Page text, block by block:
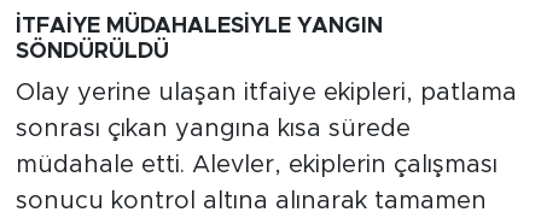
İTFAİYE MÜDAHALESİYLE YANGIN
SÖNDÜRÜLDÜ
Olay yerine ulaşan itfaiye ekipleri, patlama
sonrası çıkan yangına kısa sürede
müdahale etti. Alevler, ekiplerin çalışması
sonucu kontrol altına alınarak tamamen